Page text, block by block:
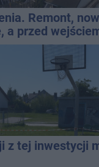
Remont,
a przed
z tej inwestycji